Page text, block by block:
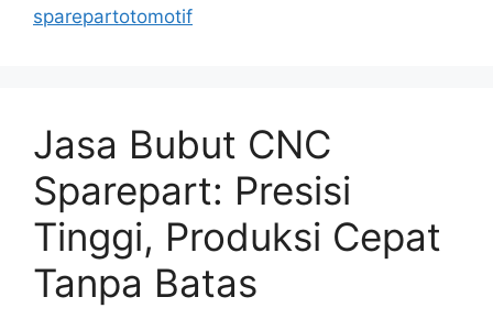
sparepartotomotif
Jasa Bubut CNC
Sparepart: Presisi
Tinggi, Produksi Cepat
Tanpa Batas